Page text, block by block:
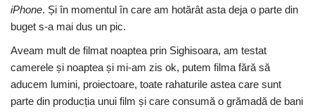
iPhone. Și în momentul în care am hotărât asta deja o parte din
buget s-a mai dus un pic.
Aveam mult de filmat noaptea prin Sighisoara, am testat
camerele și noaptea și mi-am zis ok, putem filma fără să
aducem lumini, proiectoare, toate rahaturile astea care sunt
parte din producția unui film și care consumă o grămadă de bani